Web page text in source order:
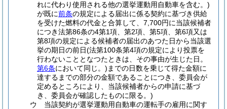
れに代わり使用される他の選挙運動用自動車を含む。)
が既に前条の規定による届出に係る契約に基づき供給
を受けた燃料の代金と合算して、7,700円に当該候補者
につき法第86条の4第1項、第2項、第5項、第6項又は
第8項の規定による候補者の届出のあつた日から当該選
挙の期日の前日(法第100条第4項の規定により投票を
行わないこととなつたときは、その事由が生じた日。
第6条において同じ。) までの日数を乗じて得た金額に
達するまでの部分の金額であることにつき、委員会が
定めるところにより、当該候補者からの申請に基づ
き、委員会が確認したものに限る。)
ウ
当該契約が選挙運動用自動車の運転手の雇用に関す